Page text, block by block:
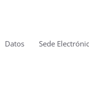
Datos Sede